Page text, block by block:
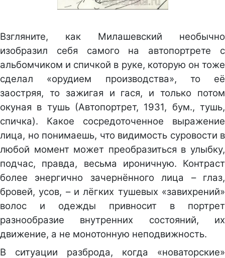
Взгляните, как Милашевский необычно
изобразил себя самого на автопортрете с
альбомчиком и спичкой в руке, которую он тоже
сделал «орудием производства», то её
заостряя, то зажигая и гася, и только потом
окуная в тушь (Автопортрет, 1931, бум., тушь,
спичка). Какое сосредоточенное выражение
лица, но понимаешь, что видимость суровости в
любой момент может преобразиться в улыбку,
подчас, правда, весьма ироничную. Контраст
более энергично зачернённого лица – глаз,
бровей, усов, – и лёгких тушевых «завихрений»
волос и одежды привносит в портрет
разнообразие внутренних состояний, их
движение, а не монотонную неподвижность.
В ситуации разброда, когда «новаторские»